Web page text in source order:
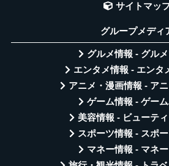
サイトマッ
グループメディ
グルメ情報 - グル
エンタメ情報 - エンタ
アニメ・漫画情報 - ア
ゲーム情報 - ゲー
美容情報 - ビューテ
スポーツ情報 - スポ
マネー情報 - マネ